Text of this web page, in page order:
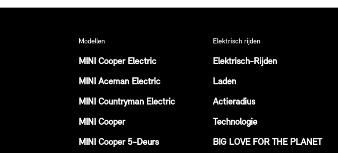
Modellen
MINI Cooper Electric
MINI Aceman Electric
MINI Countryman Electric
MINI Cooper
MINI Cooper 5-Deurs
Elektrisch rijden
Elektrisch-Rijden
Laden
Actieradius
Technologie
BIG LOVE FOR THE PLANET